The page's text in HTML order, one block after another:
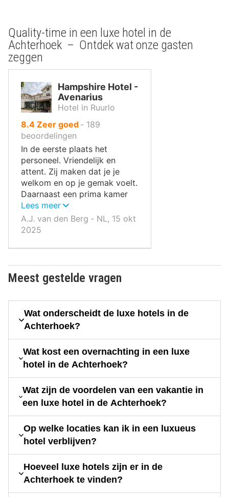
Quality-time in een luxe hotel in de
Achterhoek – Ontdek wat onze gasten
zeggen
Hampshire Hotel -
Avenarius
Hotel in Ruurlo
8.4uit
10
,
Zeer goed ‐ 189
beoordelingen
In de eerste plaats het
personeel. Vriendelijk en
attent. Zij maken dat je je
welkom en op je gemak voelt.
Daarnaast een prima kamer
met een fijn bed.
Lees meer
A.J. van den Berg ‐ NL, 15 okt
2025
Meest gestelde vragen
Wat onderscheidt de luxe hotels in de
Achterhoek?
Wat kost een overnachting in een luxe
hotel in de Achterhoek?
Wat zijn de voordelen van een vakantie in
een luxe hotel in de Achterhoek?
Op welke locaties kan ik in een luxueus
hotel verblijven?
Hoeveel luxe hotels zijn er in de
Achterhoek te vinden?